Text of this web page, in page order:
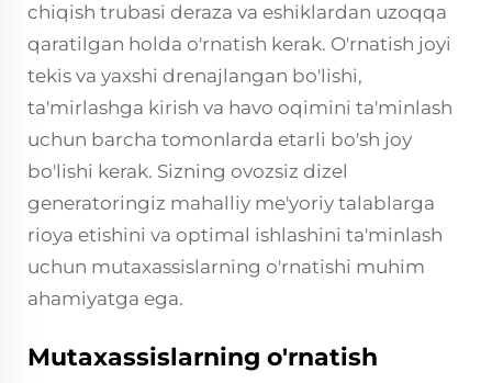
chiqish trubasi deraza va eshiklardan uzoqqa
qaratilgan holda o'rnatish kerak. O'rnatish joyi
tekis va yaxshi drenajlangan bo'lishi,
ta'mirlashga kirish va havo oqimini ta'minlash
uchun barcha tomonlarda etarli bo'sh joy
bo'lishi kerak. Sizning ovozsiz dizel
generatoringiz mahalliy me'yoriy talablarga
rioya etishini va optimal ishlashini ta'minlash
uchun mutaxassislarning o'rnatishi muhim
ahamiyatga ega.
Mutaxassislarning o'rnatish